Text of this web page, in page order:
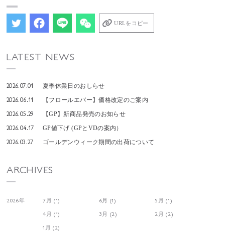
URLをコピー
LATEST NEWS
2026.07.01 夏季休業日のおしらせ
2026.06.11 【フロールエバー】価格改定のご案内
2026.05.29 【GP】新商品発売のお知らせ
2026.04.17 GP値下げ (GPとVDの案内）
2026.03.27 ゴールデンウィーク期間の出荷について
ARCHIVES
2026年 7月 (1) 6月 (1)
5月 (1)
4月 (1)
3月 (2)
2月 (2)
1月 (2)